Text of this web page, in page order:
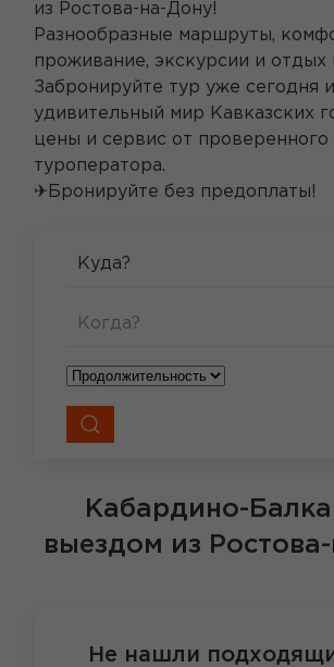
из Ростова-на-Дону!
Разнообразные маршруты,
проживание, экскурсии и отдых
Забронируйте тур уже сегодня
удивительный мир Кавказских
цены и сервис от проверенного
туроператора.
✈Бронируйте без предоплаты!
Куда?
Когда?
Кабардино-
выездом из
Не нашли